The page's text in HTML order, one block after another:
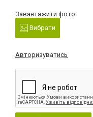
Завантажити фото:
Вибрати
Авторизуватись